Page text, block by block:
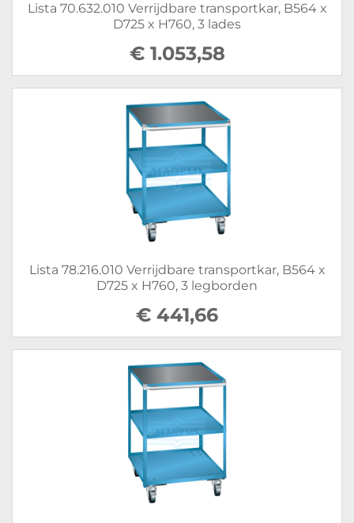
Lista 70.632.010 Verrijdbare transportkar, B564 x
D725 x H760, 3 lades
€ 1.053,58
Lista 78.216.010 Verrijdbare transportkar, B564 x
D725 x H760, 3 legborden
€ 441,66